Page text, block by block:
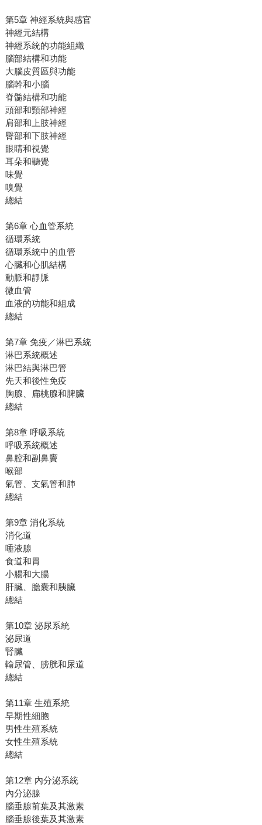
第5章 神經系統與感官
神經元結構
神經系統的功能組織
腦部結構和功能
大腦皮質區與功能
腦幹和小腦
脊髓結構和功能
頭部和頸部神經
肩部和上肢神經
臀部和下肢神經
眼睛和視覺
耳朵和聽覺
味覺
嗅覺
總結
第6章 心血管系統
循環系統
循環系統中的血管
心臟和心肌結構
動脈和靜脈
微血管
血液的功能和組成
總結
第7章 免疫／淋巴系統
淋巴系統概述
淋巴結與淋巴管
先天和後性免疫
胸腺、扁桃腺和脾臟
總結
第8章 呼吸系統
呼吸系統概述
鼻腔和副鼻竇
喉部
氣管、支氣管和肺
總結
第9章 消化系統
消化道
唾液腺
食道和胃
小腸和大腸
肝臟、膽囊和胰臟
總結
第10章 泌尿系統
泌尿道
腎臟
輸尿管、膀胱和尿道
總結
第11章 生殖系統
早期性細胞
男性生殖系統
女性生殖系統
總結
第12章 內分泌系統
內分泌腺
腦垂腺前葉及其激素
腦垂腺後葉及其激素